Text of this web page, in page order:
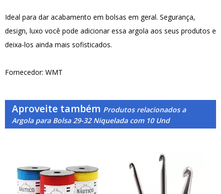
Ideal para dar acabamento em bolsas em geral. Segurança,
design, luxo você pode adicionar essa argola aos seus produtos e
deixa-los ainda mais sofisticados.
Fornecedor: WMT
Aproveite também Produtos relacionados a
Argola para Bolsa 29-32 Niquelada com 10 Und